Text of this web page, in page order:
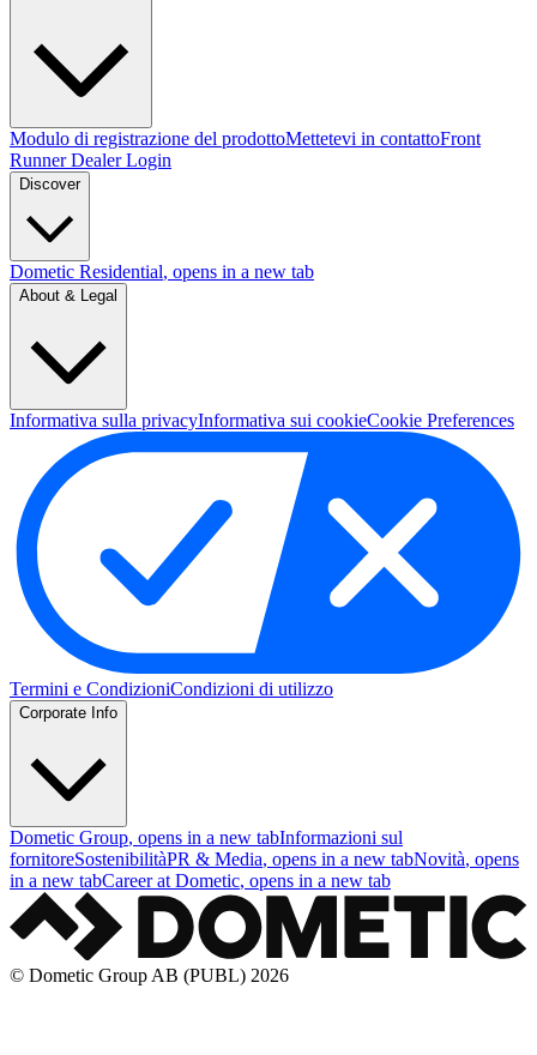
Modulo di registrazione del prodottoMettetevi in contattoFront
Runner Dealer Login
Discover
Dometic Residential, opens in a new tab
About & Legal
Informativa sulla privacyInformativa sui cookieCookie Preferences
Termini e CondizioniCondizioni di utilizzo
Corporate Info
Dometic Group, opens in a new tabInformazioni sul
fornitoreSostenibilitàPR & Media, opens in a new tabNovità, opens
in a new tabCareer at Dometic, opens in a new tab
© Dometic Group AB (PUBL) 2026